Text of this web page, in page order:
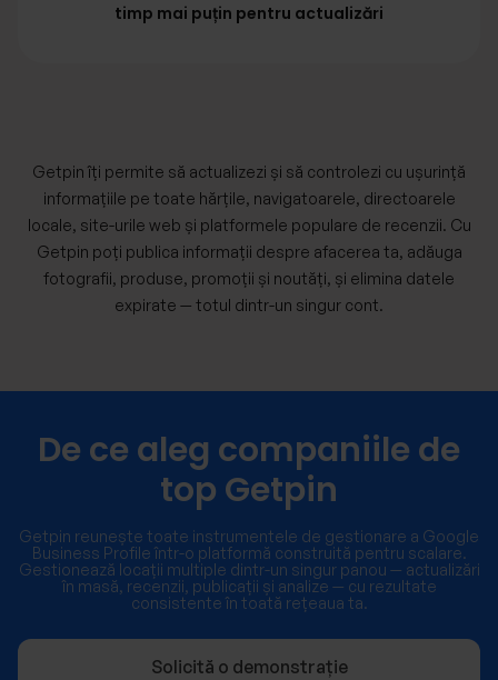
timp mai puțin pentru actualizări
Getpin îți permite să actualizezi și să controlezi cu ușurință
informațiile pe toate hărțile, navigatoarele, directoarele
locale, site-urile web și platformele populare de recenzii. Cu
Getpin poți publica informații despre afacerea ta, adăuga
fotografii, produse, promoții și noutăți, și elimina datele
expirate — totul dintr-un singur cont.
De ce aleg companiile de
top Getpin
Getpin reunește toate instrumentele de gestionare a Google
Business Profile într-o platformă construită pentru scalare.
Gestionează locații multiple dintr-un singur panou — actualizări
în masă, recenzii, publicații și analize — cu rezultate
consistente în toată rețeaua ta.
Solicită o demonstrație